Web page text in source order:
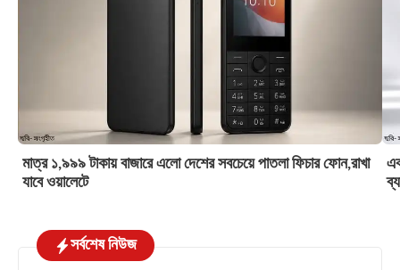
মাত্র ১,৯৯৯ টাকায় বাজারে এলো দেশের সবচেয়ে পাতলা ফিচার ফোন,রাখা
যাবে ওয়ালেটে
সর্বশেষ নিউজ